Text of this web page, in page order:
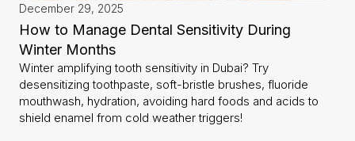
December 29, 2025
How to Manage Dental Sensitivity During
Winter Months
Winter amplifying tooth sensitivity in Dubai? Try
desensitizing toothpaste, soft-bristle brushes, fluoride
mouthwash, hydration, avoiding hard foods and acids to
shield enamel from cold weather triggers!